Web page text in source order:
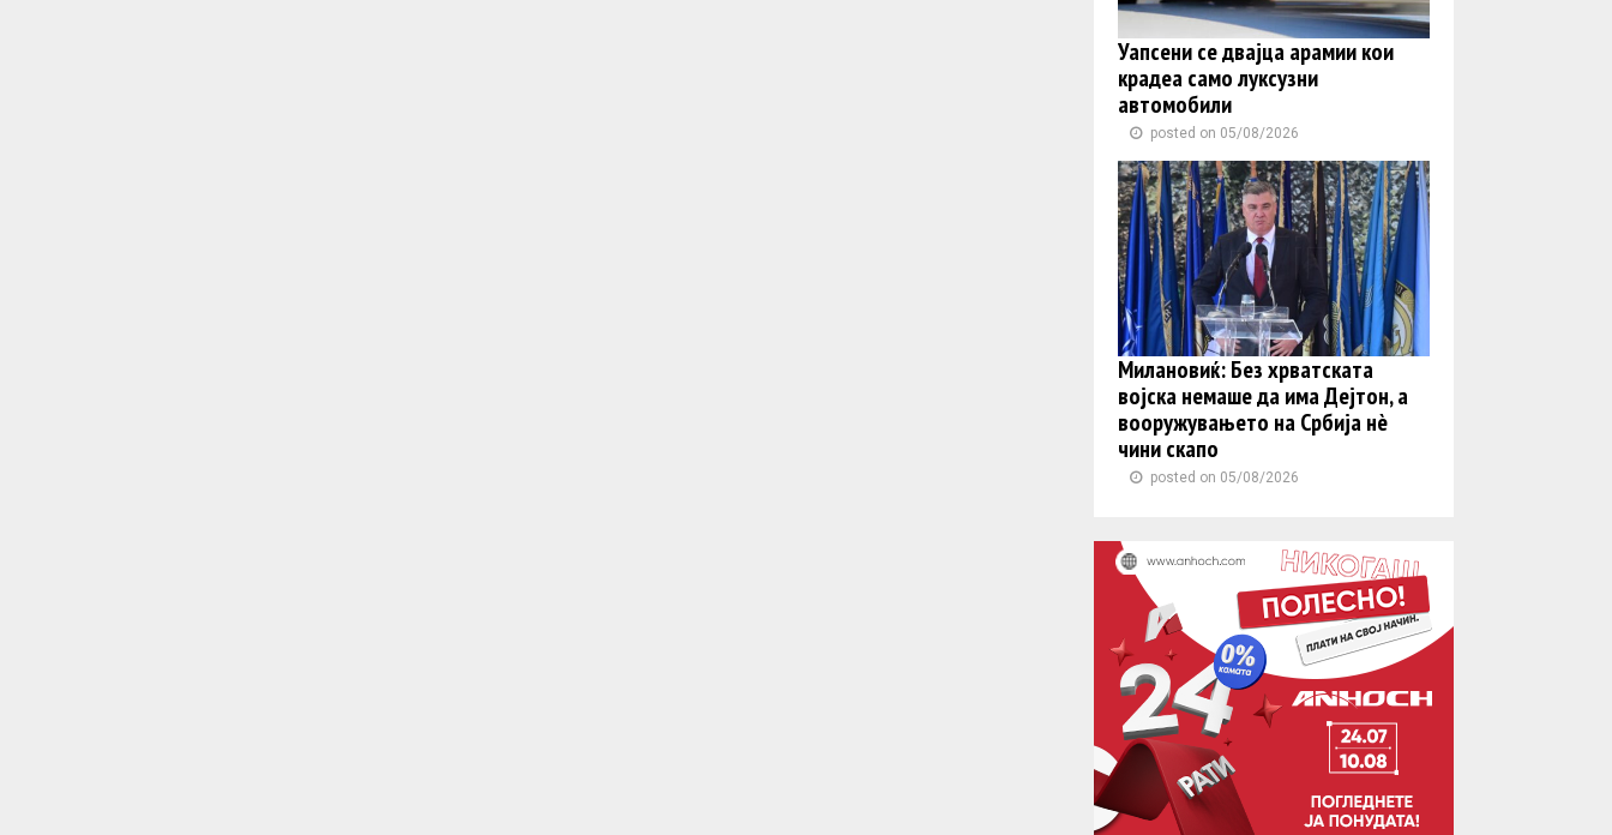
Уапсени се двајца арамии кои
крадеа само луксузни
автомобили
posted on 05/08/2026
Милановиќ: Без хрватската
војска немаше да има Дејтон, а
вооружувањето на Србија нè
чини скапо
posted on 05/08/2026